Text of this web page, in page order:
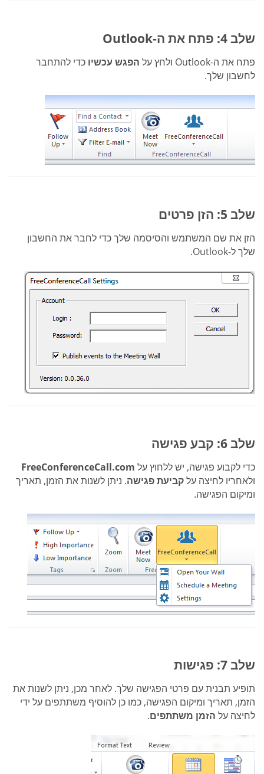
שלב 4: פתח את ה-Outlook
פתח את ה-Outlook ולחץ על הפגש עכשיו כדי להתחבר
לחשבון שלך.
שלב 5: הזן פרטים
הזן את שם המשתמש והסיסמה שלך כדי לחבר את החשבון
שלך ל-Outlook.
שלב 6: קבע פגישה
כדי לקבוע פגישה, יש ללחוץ על FreeConferenceCall.com
ולאחריו לחיצה עלקביעת פגישה. ניתן לשנות את הזמן, תאריך
ומיקום הפגישה.
שלב 7: פגישות
תופיע תבנית עם פרטי הפגישה שלך. לאחר מכן, ניתן לשנות את
הזמן, תאריך ומיקום הפגישה, כמו כן להוסיף משתתפים על ידי
לחיצה על הזמן משתתפים.